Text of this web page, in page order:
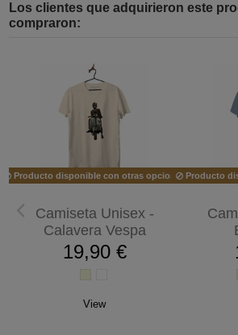
Los clientes que adquirieron este
compraron:
Producto disponible con otras opciones
Camiseta Unisex -
Calavera Vespa
19,90 €
View
Producto